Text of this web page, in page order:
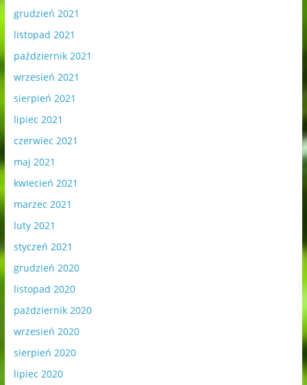
grudzień 2021
listopad 2021
październik 2021
wrzesień 2021
sierpień 2021
lipiec 2021
czerwiec 2021
maj 2021
kwiecień 2021
marzec 2021
luty 2021
styczeń 2021
grudzień 2020
listopad 2020
październik 2020
wrzesień 2020
sierpień 2020
lipiec 2020